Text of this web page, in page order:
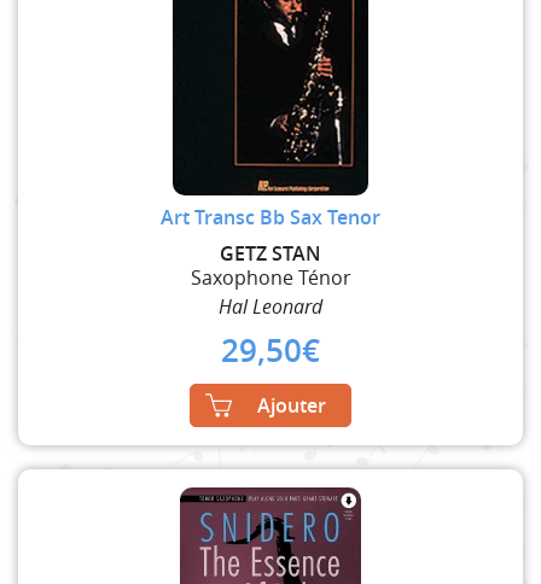
Art Transc Bb Sax Tenor
GETZ STAN
Saxophone Ténor
Hal Leonard
29,50€
Ajouter